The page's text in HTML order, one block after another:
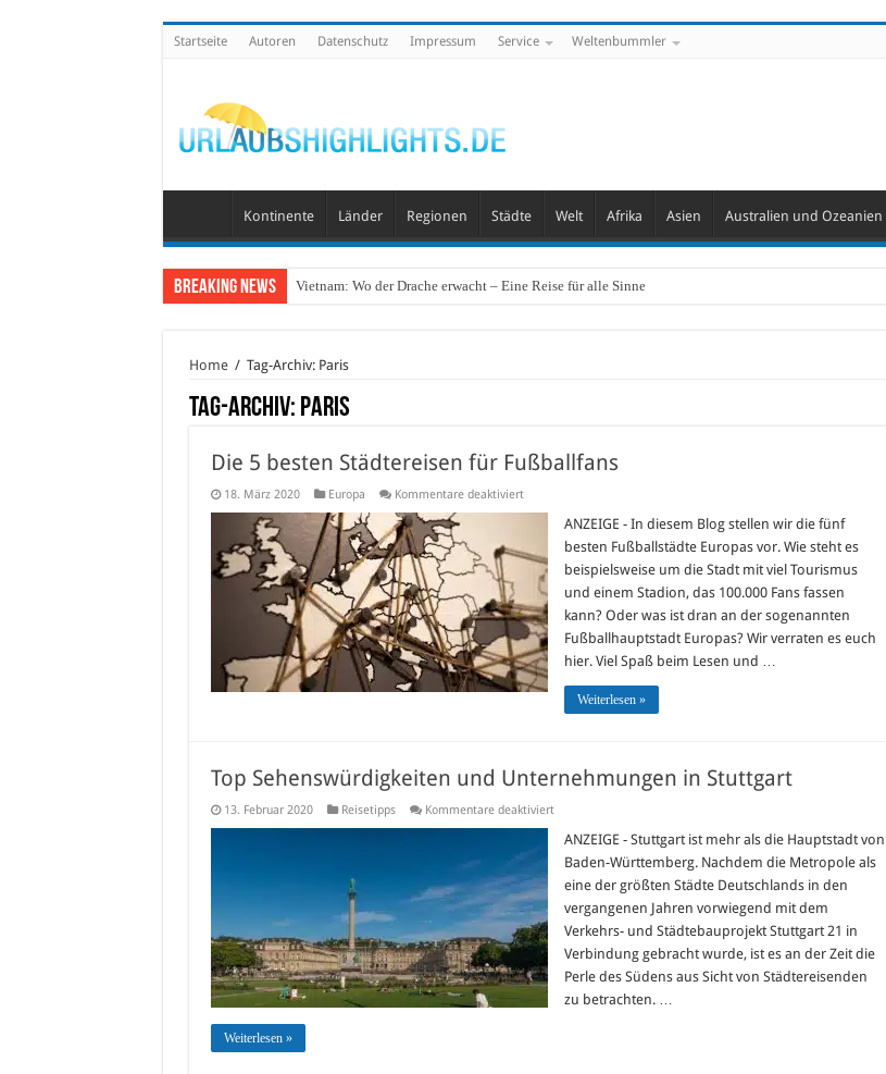
Startseite Autoren Datenschutz Impressum Service Weltenbummler
Kontinente Länder Regionen Städte Welt Afrika Asien Australien und Ozeanien
Breaking News Vietnam: Wo der Drache erwacht – Eine Reise für alle Sinne
Home / Tag-Archiv: Paris
Tag-Archiv: Paris
Die 5 besten Städtereisen für Fußballfans
18. März 2020 Europa Kommentare deaktiviertfür
Städtereisen
für
Fußballfans
ANZEIGE - In diesem Blog stellen wir die fünf
besten Fußballstädte Europas vor. Wie steht es
beispielsweise um die Stadt mit viel Tourismus
und einem Stadion, das 100.000 Fans fassen
kann? Oder was ist dran an der sogenannten
Fußballhauptstadt Europas? Wir verraten es euch
hier. Viel Spaß beim Lesen und …
Weiterlesen »
Top Sehenswürdigkeiten und Unternehmungen in Stuttgart
13. Februar 2020 Reisetipps Kommentare deaktiviertfür
Sehenswürdigkeiten
Unternehmungen
Stuttgart
ANZEIGE - Stuttgart ist mehr als die Hauptstadt von
Baden-Württemberg. Nachdem die Metropole als
eine der größten Städte Deutschlands in den
vergangenen Jahren vorwiegend mit dem
Verkehrs- und Städtebauprojekt Stuttgart 21 in
Verbindung gebracht wurde, ist es an der Zeit die
Perle des Südens aus Sicht von Städtereisenden
zu betrachten. …
Weiterlesen »